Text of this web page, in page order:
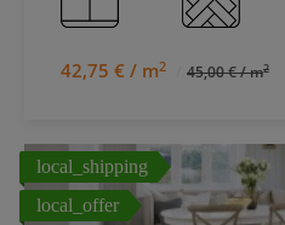
42,75 € / m2 45,00 € / m2
local_shipping
local_offer